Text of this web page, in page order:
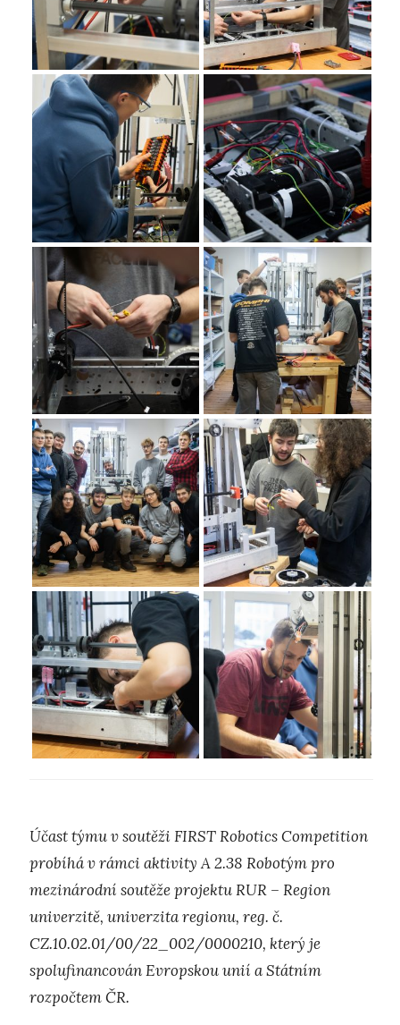
Účast týmu v soutěži FIRST Robotics Competition
probíhá v rámci aktivity A 2.38 Robotým pro
mezinárodní soutěže projektu RUR – Region
univerzitě, univerzita regionu, reg. č.
CZ.10.02.01/00/22_002/0000210, který je
spolufinancován Evropskou unií a Státním
rozpočtem ČR.